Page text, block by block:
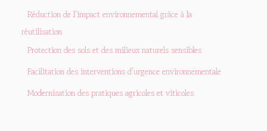
Réduction de l’impact environnemental grâce à la
réutilisation
Protection des sols et des milieux naturels sensibles
Facilitation des interventions d’urgence environnementale
Modernisation des pratiques agricoles et viticoles